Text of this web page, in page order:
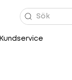
Kundservice